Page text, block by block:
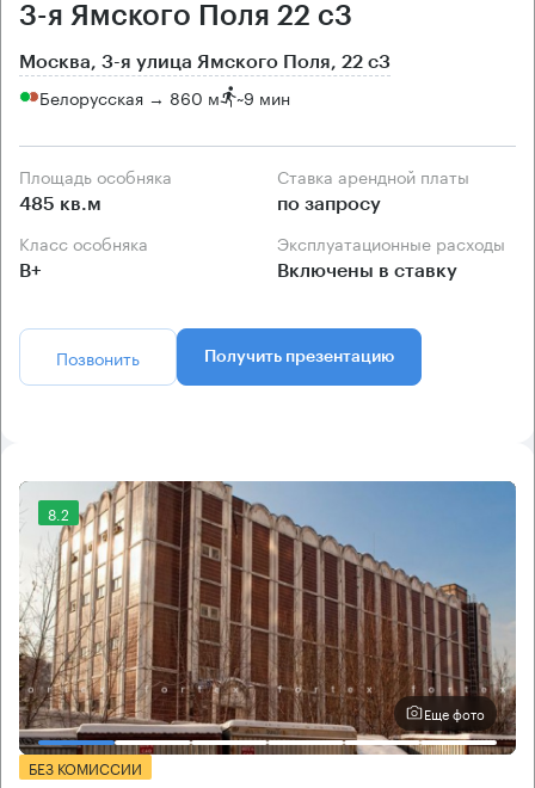
3-я Ямского Поля 22 с3
Москва, 3-я улица Ямского Поля, 22 с3
Белорусская → 860 м ~9 мин
Площадь особняка
485 кв.м
Ставка арендной платы
по запросу
Класс особняка
B+
Эксплуатационные расходы
Включены в ставку
Позвонить Получить презентацию
8.2
Еще фото
БЕЗ КОМИССИИ